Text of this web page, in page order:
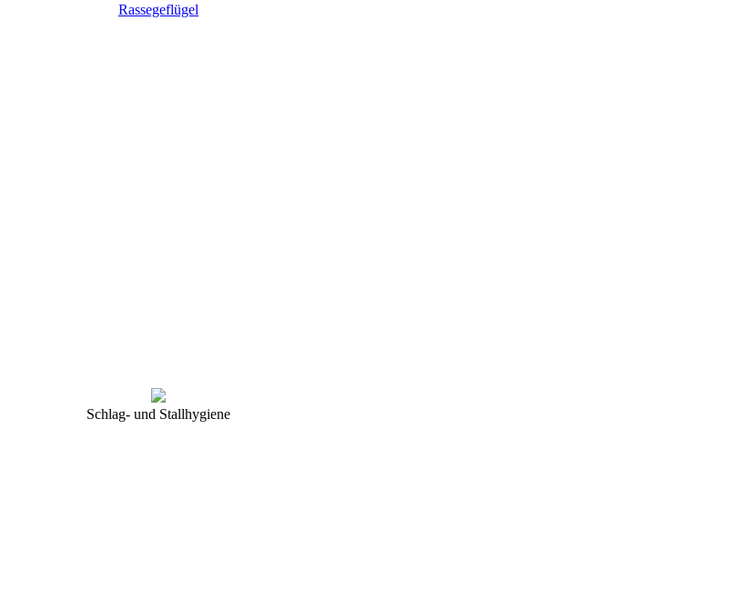
Rassegeflügel
Schlag- und Stallhygiene